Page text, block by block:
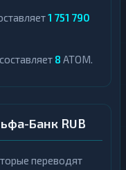
1 751 790
8 ATOM.
Банк RUB
переводят